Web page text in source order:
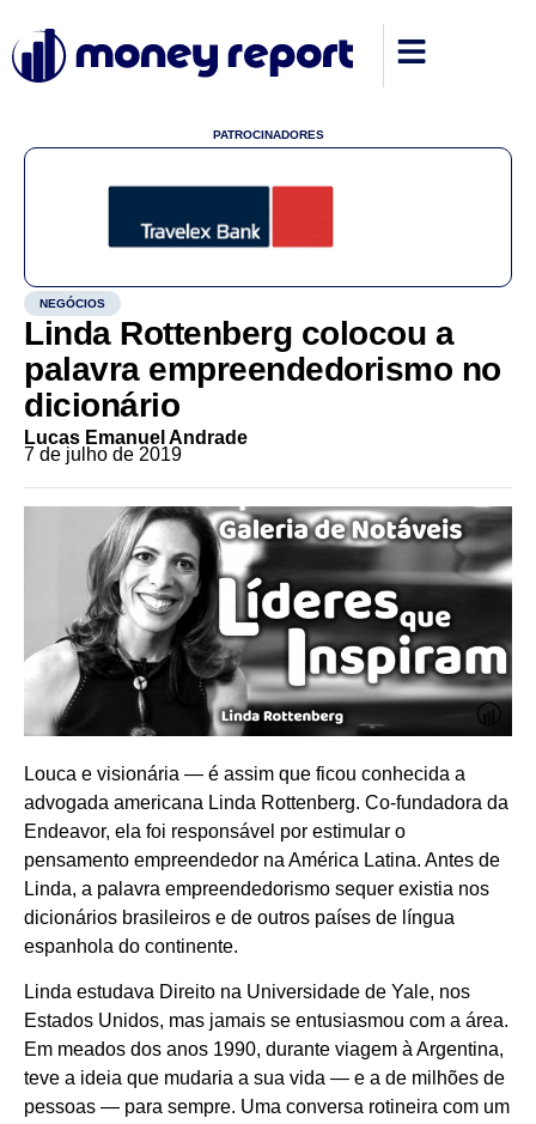
PATROCINADORES
NEGÓCIOS
Linda Rottenberg colocou a
palavra empreendedorismo no
dicionário
Lucas Emanuel Andrade
7 de julho de 2019
Louca e visionária — é assim que ficou conhecida a
advogada americana Linda Rottenberg. Co-fundadora da
Endeavor, ela foi responsável por estimular o
pensamento empreendedor na América Latina. Antes de
Linda, a palavra empreendedorismo sequer existia nos
dicionários brasileiros e de outros países de língua
espanhola do continente.
Linda estudava Direito na Universidade de Yale, nos
Estados Unidos, mas jamais se entusiasmou com a área.
Em meados dos anos 1990, durante viagem à Argentina,
teve a ideia que mudaria a sua vida — e a de milhões de
pessoas — para sempre. Uma conversa rotineira com um